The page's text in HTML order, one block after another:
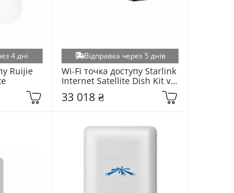
4 дні
Ruijie
Відправка через 5 днів
Wi-Fi точка доступу Starlink
Internet Satellite Dish Kit v3
33 018 ₴